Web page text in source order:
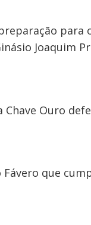
para
Joaquim
Ouro
que